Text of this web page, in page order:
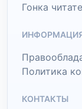
Гонка
Политика
КОНТАКТЫ